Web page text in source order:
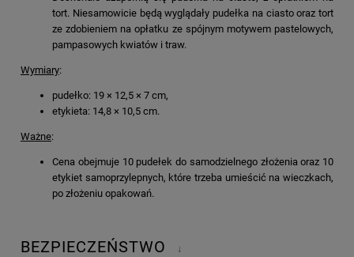
tort. Niesamowicie będą wyglądały pudełka na ciasto oraz tort
ze zdobieniem na opłatku ze spójnym motywem pastelowych,
pampasowych kwiatów i traw.
Wymiary:
pudełko: 19 × 12,5 × 7 cm,
etykieta: 14,8 × 10,5 cm.
Ważne:
Cena obejmuje 10 pudełek do samodzielnego złożenia oraz 10
etykiet samoprzylepnych, które trzeba umieścić na wieczkach,
po złożeniu opakowań.
BEZPIECZEŃSTWO ↓